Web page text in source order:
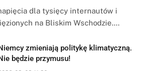
dla tysięcy internautów i
na Bliskim Wschodzie.…
Niemcy zmieniają politykę klimatyczną.
Nie będzie przymusu!